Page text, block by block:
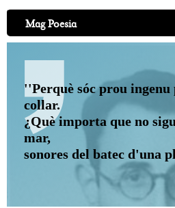
Mag Poesia
''Perquè sóc prou
collar.
¿Què importa que no
mar,
sonores del batec d'una